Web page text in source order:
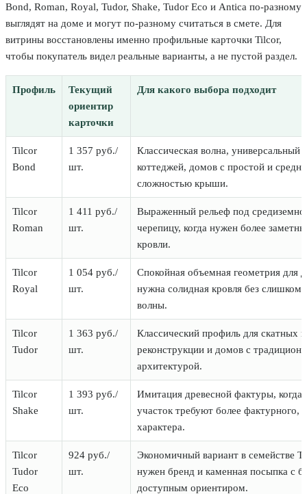
Bond, Roman, Royal, Tudor, Shake, Tudor Eco и Antica по-разному
выглядят на доме и могут по-разному считаться в смете. Для
витрины восстановлены именно профильные карточки Tilcor,
чтобы покупатель видел реальные варианты, а не пустой раздел.
Профиль
Текущий
ориентир
карточки
Для какого выбора подходит
Tilcor
Bond
1 357 руб./
шт.
Классическая волна, универсальный
коттеджей, домов с простой и
сложностью крыши.
Tilcor
Roman
1 411 руб./
шт.
Выраженный рельеф под
черепицу, когда нужен более
кровли.
Tilcor
Royal
1 054 руб./
шт.
Спокойная объемная геометрия для
нужна солидная кровля без слишком
волны.
Tilcor
Tudor
1 363 руб./
шт.
Классический профиль для скатных
реконструкции и домов с
архитектурой.
Tilcor
Shake
1 393 руб./
шт.
Имитация древесной фактуры, когда
участок требуют более фактурного,
характера.
Tilcor
Tudor
Eco
924 руб./
шт.
Экономичный вариант в семействе
нужен бренд и каменная посыпка с
доступным ориентиром.